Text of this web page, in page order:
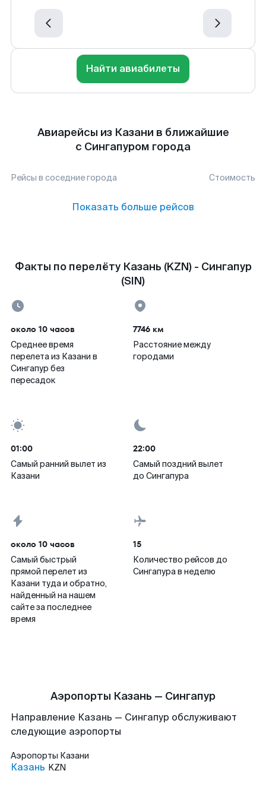
Найти авиабилеты
Авиарейсы из Казани в ближайшие
с Сингапуром города
Рейсы в соседние города Стоимость
Показать больше рейсов
Факты по перелёту Казань (KZN) - Сингапур
(SIN)
около 10 часов
Среднее время
перелета из Казани в
Сингапур без
пересадок
7746 км
Расстояние между
городами
01:00
Самый ранний вылет из
Казани
22:00
Самый поздний вылет
до Сингапура
около 10 часов
Самый быстрый
прямой перелет из
Казани туда и обратно,
найденный на нашем
сайте за последнее
время
15
Количество рейсов до
Сингапура в неделю
Аэропорты Казань — Сингапур
Направление Казань — Сингапур обслуживают
следующие аэропорты
Аэропорты Казани
Казань KZN